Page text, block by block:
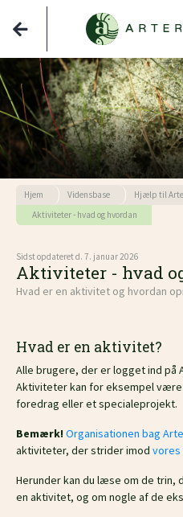
Hjem Vidensbase Hjælp til
Aktiviteter - hvad og hvordan
Sidst opdateret d. 7. januar 2026
Aktiviteter - hvad
Hvad er en aktivitet og hvordan
Hvad er en aktivitet?
Alle brugere, der er logget ind på
Aktiviteter kan for eksempel
foredrag eller et specialeprojekt.
Bemærk! Organisationen bag
aktiviteter, der strider imod
Herunder kan du læse om de trin,
en aktivitet, og om nogle af de